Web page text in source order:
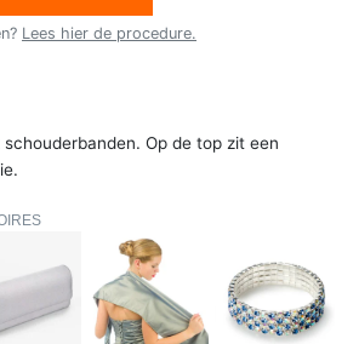
Lees hier de procedure.
Op de top zit een